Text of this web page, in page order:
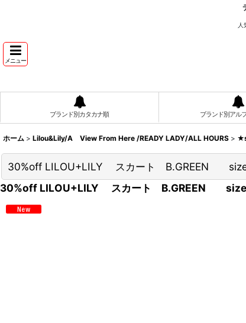
人
メニュー
ブランド別カタカナ順 ブランド別アル
ホーム > Lilou&Lily/A View From Here /READY LADY/ALL HOURS >
30%off LILOU+LILY スカート B.GREEN
30%off LILOU+LILY スカート B.GREEN